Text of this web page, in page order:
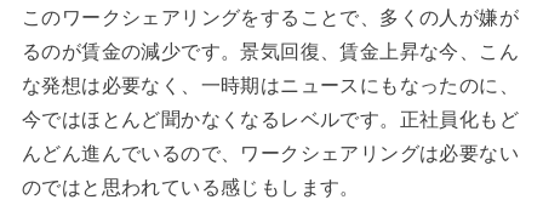
このワークシェアリングをすることで、多くの人が嫌が
るのが賃金の減少です。景気回復、賃金上昇な今、こん
な発想は必要なく、一時期はニュースにもなったのに、
今ではほとんど聞かなくなるレベルです。正社員化もど
んどん進んでいるので、ワークシェアリングは必要ない
のではと思われている感じもします。